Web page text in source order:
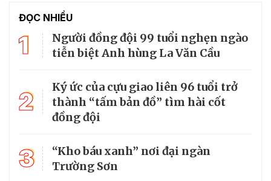
ĐỌC NHIỀU
1
Người đồng đội 99 tuổi nghẹn ngào
tiễn biệt Anh hùng La Văn Cầu
2
Ký ức của cựu giao liên 96 tuổi trở
thành “tấm bản đồ” tìm hài cốt
đồng đội
3
“Kho báu xanh” nơi đại ngàn
Trường Sơn